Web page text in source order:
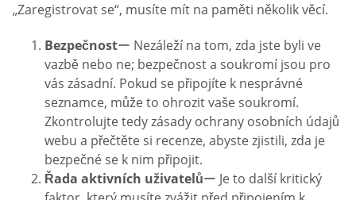
„Zaregistrovat se“, musíte mít na paměti několik věcí.
Bezpečnostー Nezáleží na tom, zda jste byli ve
vazbě nebo ne; bezpečnost a soukromí jsou pro
vás zásadní. Pokud se připojíte k nesprávné
seznamce, může to ohrozit vaše soukromí.
Zkontrolujte tedy zásady ochrany osobních údajů
webu a přečtěte si recenze, abyste zjistili, zda je
bezpečné se k nim připojit.
Řada aktivních uživatelůー Je to další kritický